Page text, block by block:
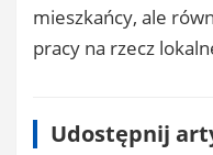
mieszkańcy, ale
pracy na rzecz
Udostępnij